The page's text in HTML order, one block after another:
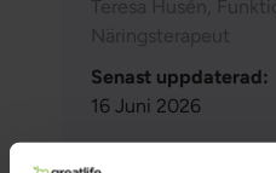
Teresa Husén,
Näringsterapeut
Senast uppdaterad:
16 Juni 2026